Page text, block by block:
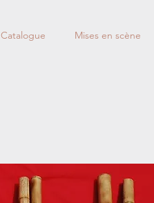
Catalogue Mises en scène